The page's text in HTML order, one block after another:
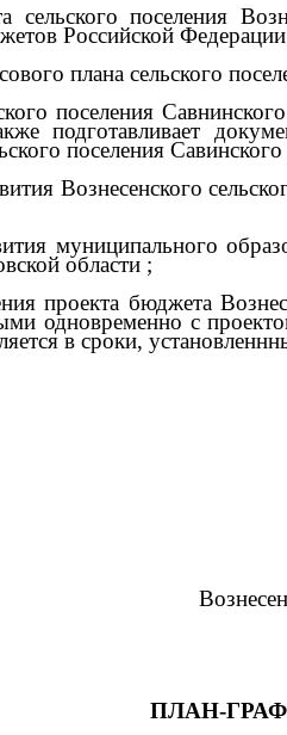
поселения
Российской
плана сельского
поселения
подготавливает
поселения
Вознесенского
муниципального
области ;
проекта бюджета
одновременно с
в сроки,
ПЛАН-